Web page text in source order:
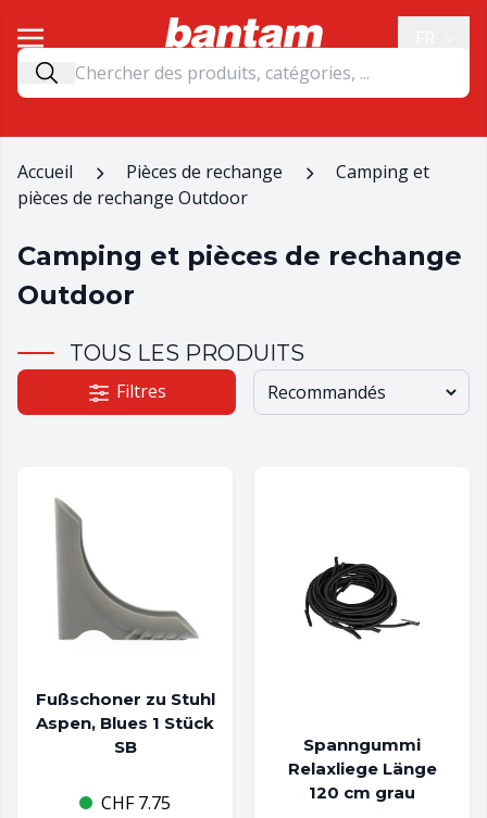
Accueil Pièces de rechange
Camping et
pièces de rechange Outdoor
Camping et pièces de rechange
Outdoor
TOUS LES PRODUITS
Filtres
Fußschoner zu Stuhl
Aspen, Blues 1 Stück
SB
CHF7.75
Spanngummi
Relaxliege Länge
120 cm grau